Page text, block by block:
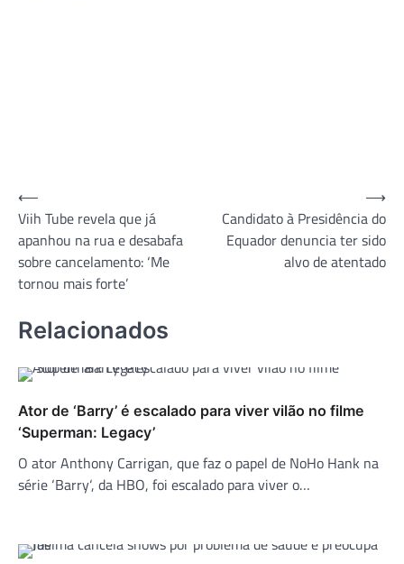
Navegação
de
Post
⟵
Viih Tube revela que já
apanhou na rua e desabafa
sobre cancelamento: ‘Me
tornou mais forte’
Candidato à Presidência do
Equador denuncia ter sido
alvo de atentado
⟶
Relacionados
Ator de ‘Barry’ é escalado para viver vilão no filme
‘Superman: Legacy’
O ator Anthony Carrigan, que faz o papel de NoHo Hank na
série ‘Barry‘, da HBO, foi escalado para viver o…